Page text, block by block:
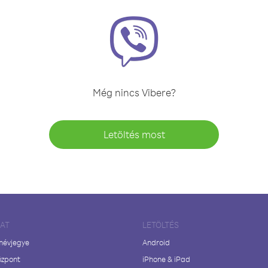
Még nincs Vibere?
Letöltés most
LETÖLTÉS
Android
iPhone & iPad